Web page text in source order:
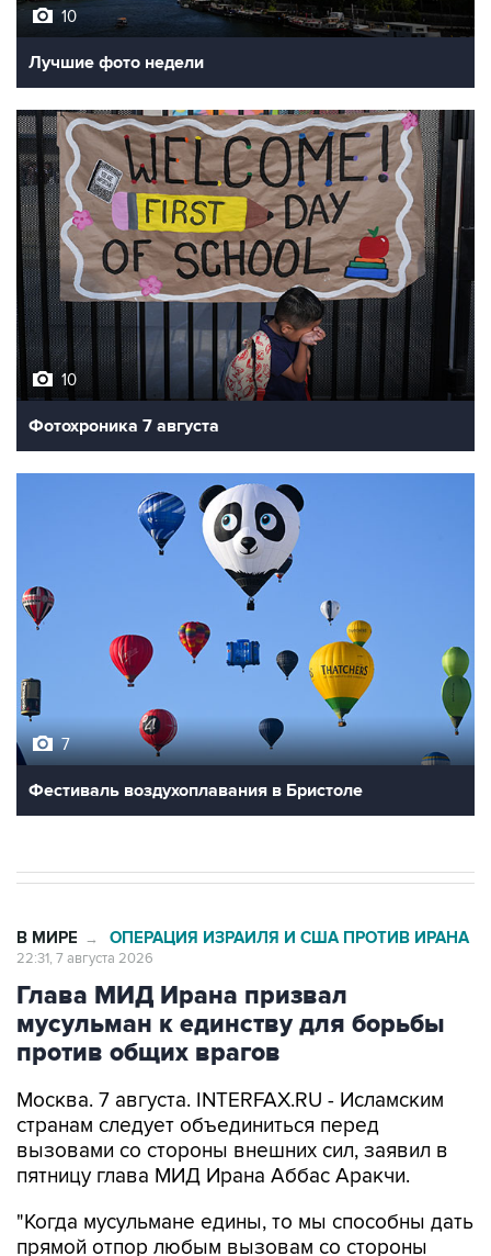
10
Лучшие фото недели
10
Фотохроника 7 августа
7
Фестиваль воздухоплавания в Бристоле
В МИРЕ → ОПЕРАЦИЯ ИЗРАИЛЯ И США ПРОТИВ ИРАНА
22:31, 7 августа 2026
Глава МИД Ирана призвал
мусульман к единству для борьбы
против общих врагов
Москва. 7 августа. INTERFAX.RU - Исламским
странам следует объединиться перед
вызовами со стороны внешних сил, заявил в
пятницу глава МИД Ирана Аббас Аракчи.
"Когда мусульмане едины, то мы способны дать
прямой отпор любым вызовам со стороны